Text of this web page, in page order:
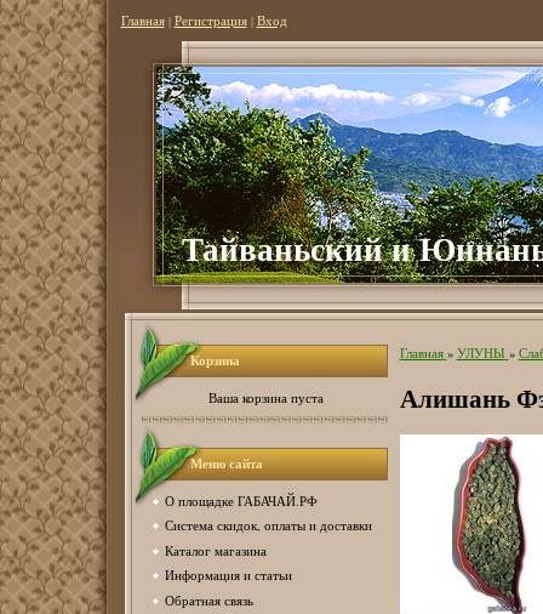
Главная| Регистрация| Вход
Тайваньский и
Корзина
Ваша корзина пуста
Меню сайта
О площадке ГАБАЧАЙ.РФ
Система скидок, оплаты и доставки
Каталог магазина
Информация и статьи
Обратная связь
Главная » УЛУНЫ »
Алишань